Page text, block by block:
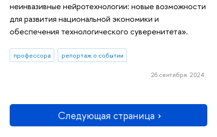
неинвазивные нейротехнологии: новые возможности
для развития национальной экономики и
обеспечения технологического суверенитета».
профессора репортаж о событии
26 сентября 2024
Следующая страница